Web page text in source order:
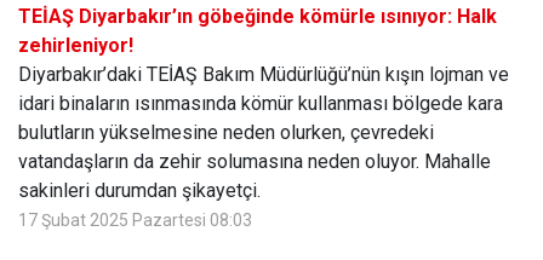
TEİAŞ Diyarbakır’ın göbeğinde kömürle ısınıyor: Halk
zehirleniyor!
Diyarbakır’daki TEİAŞ Bakım Müdürlüğü’nün kışın lojman ve
idari binaların ısınmasında kömür kullanması bölgede kara
bulutların yükselmesine neden olurken, çevredeki
vatandaşların da zehir solumasına neden oluyor. Mahalle
sakinleri durumdan şikayetçi.
17 Şubat 2025 Pazartesi 08:03